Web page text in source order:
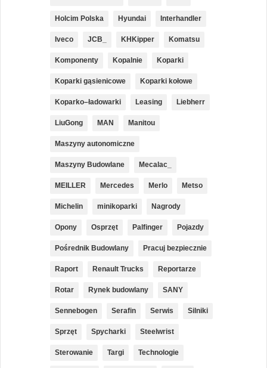
Holcim Polska Hyundai Interhandler
Iveco JCB_ KHKipper Komatsu
Komponenty Kopalnie Koparki
Koparki gąsienicowe Koparki kołowe
Koparko–ładowarki Leasing Liebherr
LiuGong MAN Manitou
Maszyny autonomiczne
Maszyny Budowlane Mecalac_
MEILLER Mercedes Merlo Metso
Michelin minikoparki Nagrody
Opony Osprzęt Palfinger Pojazdy
Pośrednik Budowlany Pracuj bezpiecznie
Raport Renault Trucks Reportarze
Rotar Rynek budowlany SANY
Sennebogen Serafin Serwis Silniki
Sprzęt Spycharki Steelwrist
Sterowanie Targi Technologie